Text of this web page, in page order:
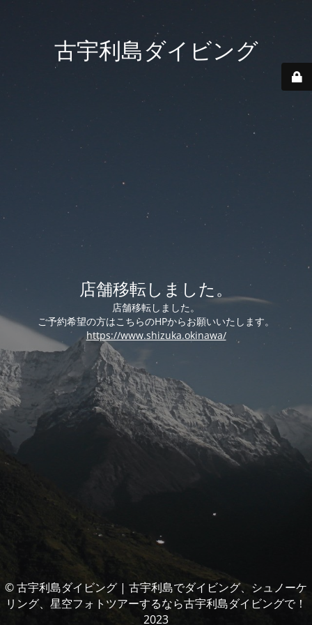
古宇利島ダイビング
店舗移転しました。
店舗移転しました。
ご予約希望の方はこちらのHPからお願いいたします。
https://www.shizuka.okinawa/
© 古宇利島ダイビング | 古宇利島でダイビング、シュノーケ
リング、星空フォトツアーするなら古宇利島ダイビングで！
2023